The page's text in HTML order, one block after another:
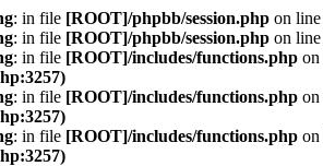
: in file [ROOT]/phpbb/session.php on line
: in file [ROOT]/phpbb/session.php on line
: in file [ROOT]/includes/functions.php
: in file [ROOT]/includes/functions.php
: in file [ROOT]/includes/functions.php